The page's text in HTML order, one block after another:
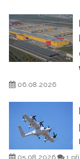
06.08.2026